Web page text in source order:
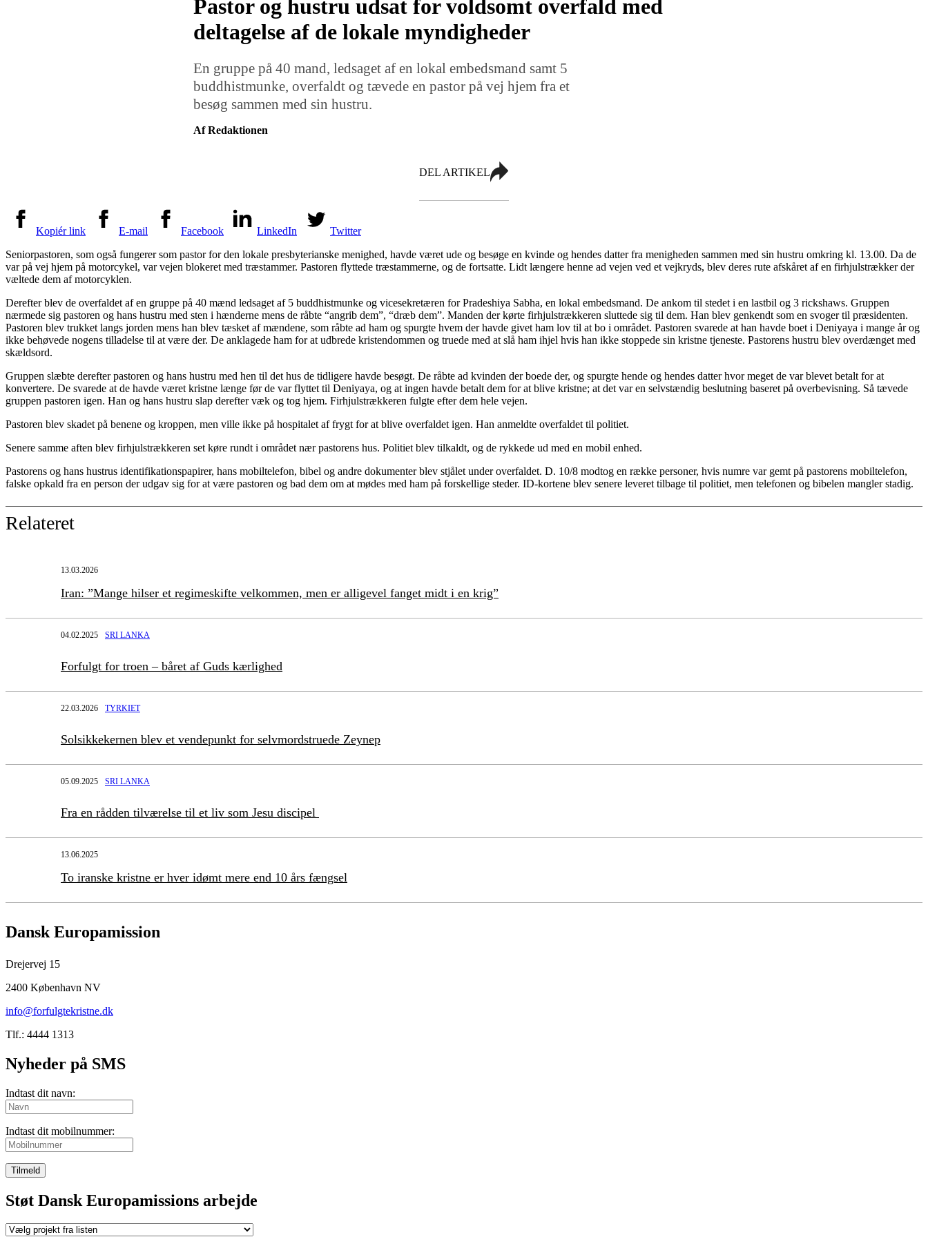
Pastor og hustru udsat for voldsomt overfald med
deltagelse af de lokale myndigheder
En gruppe på 40 mand, ledsaget af en lokal embedsmand samt 5
buddhistmunke, overfaldt og tævede en pastor på vej hjem fra et
besøg sammen med sin hustru.
Af Redaktionen
DEL ARTIKEL
Kopiér link E-mail Facebook LinkedIn
Twitter
Seniorpastoren, som også fungerer som pastor for den lokale presbyterianske menighed, havde været ude og besøge en kvinde og hendes datter fra menigheden sammen med sin hustru omkring kl. 13.00. Da de
var på vej hjem på motorcykel, var vejen blokeret med træstammer. Pastoren flyttede træstammerne, og de fortsatte. Lidt længere henne ad vejen ved et vejkryds, blev deres rute afskåret af en firhjulstrækker der
væltede dem af motorcyklen.
Derefter blev de overfaldet af en gruppe på 40 mænd ledsaget af 5 buddhistmunke og vicesekretæren for Pradeshiya Sabha, en lokal embedsmand. De ankom til stedet i en lastbil og 3 rickshaws. Gruppen
nærmede sig pastoren og hans hustru med sten i hænderne mens de råbte “angrib dem”, “dræb dem”. Manden der kørte firhjulstrækkeren sluttede sig til dem. Han blev genkendt som en svoger til præsidenten.
Pastoren blev trukket langs jorden mens han blev tæsket af mændene, som råbte ad ham og spurgte hvem der havde givet ham lov til at bo i området. Pastoren svarede at han havde boet i Deniyaya i mange år og
ikke behøvede nogens tilladelse til at være der. De anklagede ham for at udbrede kristendommen og truede med at slå ham ihjel hvis han ikke stoppede sin kristne tjeneste. Pastorens hustru blev overdænget med
skældsord.
Gruppen slæbte derefter pastoren og hans hustru med hen til det hus de tidligere havde besøgt. De råbte ad kvinden der boede der, og spurgte hende og hendes datter hvor meget de var blevet betalt for at
konvertere. De svarede at de havde været kristne længe før de var flyttet til Deniyaya, og at ingen havde betalt dem for at blive kristne; at det var en selvstændig beslutning baseret på overbevisning. Så tævede
gruppen pastoren igen. Han og hans hustru slap derefter væk og tog hjem. Firhjulstrækkeren fulgte efter dem hele vejen.
Pastoren blev skadet på benene og kroppen, men ville ikke på hospitalet af frygt for at blive overfaldet igen. Han anmeldte overfaldet til politiet.
Senere samme aften blev firhjulstrækkeren set køre rundt i området nær pastorens hus. Politiet blev tilkaldt, og de rykkede ud med en mobil enhed.
Pastorens og hans hustrus identifikationspapirer, hans mobiltelefon, bibel og andre dokumenter blev stjålet under overfaldet. D. 10/8 modtog en række personer, hvis numre var gemt på pastorens mobiltelefon,
falske opkald fra en person der udgav sig for at være pastoren og bad dem om at mødes med ham på forskellige steder. ID-kortene blev senere leveret tilbage til politiet, men telefonen og bibelen mangler stadig.
Relateret
13.03.2026
Iran: ”Mange hilser et regimeskifte velkommen, men er alligevel fanget midt i en krig”
04.02.2025 SRI LANKA
Forfulgt for troen – båret af Guds kærlighed
22.03.2026 TYRKIET
Solsikkekernen blev et vendepunkt for selvmordstruede Zeynep
05.09.2025 SRI LANKA
Fra en rådden tilværelse til et liv som Jesu discipel
13.06.2025
To iranske kristne er hver idømt mere end 10 års fængsel
Dansk Europamission
Drejervej 15
2400 København NV
info@forfulgtekristne.dk
Tlf.: 4444 1313
Nyheder på SMS
Indtast dit navn:
Indtast dit mobilnummer:
Tilmeld
Støt Dansk Europamissions arbejde